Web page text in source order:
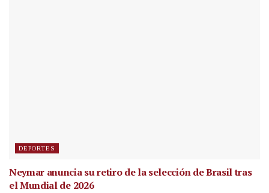
DEPORTES
Neymar anuncia su retiro de la selección de Brasil tras
el Mundial de 2026